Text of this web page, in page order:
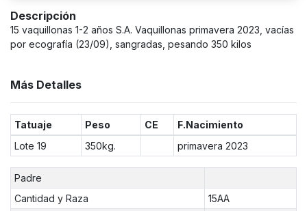
Descripción
15 vaquillonas 1-2 años S.A. Vaquillonas primavera 2023, vacías
por ecografía (23/09), sangradas, pesando 350 kilos
Más Detalles
Tatuaje Peso CE
F.Nacimiento
Lote 19
350kg. primavera 2023
Padre
Cantidad y Raza
15AA